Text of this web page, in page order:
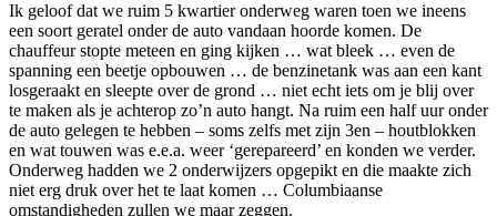
Ik geloof dat we ruim 5 kwartier onderweg waren toen we ineens
een soort geratel onder de auto vandaan hoorde komen. De
chauffeur stopte meteen en ging kijken … wat bleek … even de
spanning een beetje opbouwen … de benzinetank was aan een kant
losgeraakt en sleepte over de grond … niet echt iets om je blij over
te maken als je achterop zo’n auto hangt. Na ruim een half uur onder
de auto gelegen te hebben – soms zelfs met zijn 3en – houtblokken
en wat touwen was e.e.a. weer ‘gerepareerd’ en konden we verder.
Onderweg hadden we 2 onderwijzers opgepikt en die maakte zich
niet erg druk over het te laat komen … Columbiaanse
omstandigheden zullen we maar zeggen.